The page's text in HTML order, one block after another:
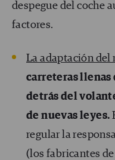
despegue del coche
factores.
La adaptación del
carreteras llenas
detrás del
de nuevas leyes.
regular la
(los fabricantes